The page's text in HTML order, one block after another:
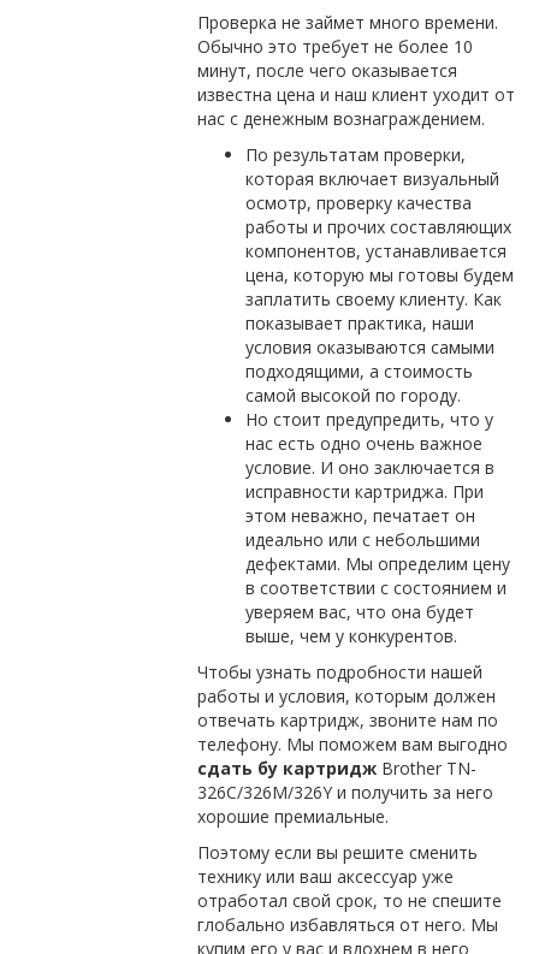
Проверка не займет много времени.
Обычно это требует не более 10
минут, после чего оказывается
известна цена и наш клиент уходит от
нас с денежным вознаграждением.
По результатам проверки,
которая включает визуальный
осмотр, проверку качества
работы и прочих составляющих
компонентов, устанавливается
цена, которую мы готовы будем
заплатить своему клиенту. Как
показывает практика, наши
условия оказываются самыми
подходящими, а стоимость
самой высокой по городу.
Но стоит предупредить, что у
нас есть одно очень важное
условие. И оно заключается в
исправности картриджа. При
этом неважно, печатает он
идеально или с небольшими
дефектами. Мы определим цену
в соответствии с состоянием и
уверяем вас, что она будет
выше, чем у конкурентов.
Чтобы узнать подробности нашей
работы и условия, которым должен
отвечать картридж, звоните нам по
телефону. Мы поможем вам выгодно
сдать бу картридж Brother TN-
326C/326M/326Y и получить за него
хорошие премиальные.
Поэтому если вы решите сменить
технику или ваш аксессуар уже
отработал свой срок, то не спешите
глобально избавляться от него. Мы
купим его у вас и вдохнем в него